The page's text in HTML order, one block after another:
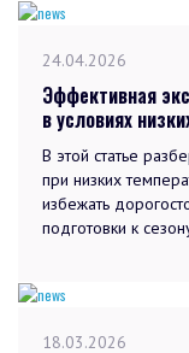
24.04.2026
Эффективная
в условиях
В этой статье
при низких
избежать
подготовки к
18.03.2026